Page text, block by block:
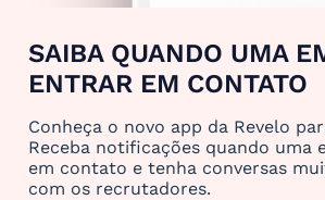
SAIBA QUANDO UMA
ENTRAR EM CONTATO
Conheça o novo app da Revelo
Receba notificações quando uma
em contato e tenha conversas
com os recrutadores.